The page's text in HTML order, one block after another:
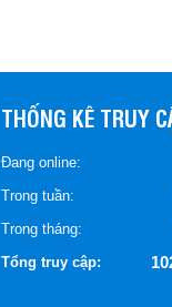
THỐNG KÊ TRUY
Đang online:
Trong tuần:
Trong tháng:
Tổng truy cập: